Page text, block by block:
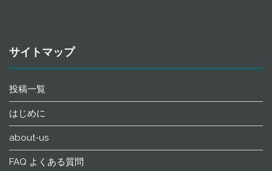
サイトマップ
投稿一覧
はじめに
about-us
FAQ よくある質問